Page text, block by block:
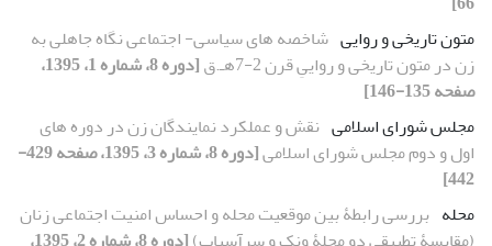
متون تاریخی و روایی شاخصه های سیاسی- اجتماعی نگاه جاهلی به
زن در متون تاریخی و رواییِ قرن 2-7هـ.ق
[دوره 8، شماره 1، 1395،
صفحه 135-146]
مجلس شورای اسلامی نقش و عملکرد نمایندگان زن در دوره‏ های
اول و دوم مجلس شورای اسلامی
[دوره 8، شماره 3، 1395، صفحه 429-
442]
محله بررسی رابطۀ بین موقعیت محله و احساس امنیت اجتماعی زنان